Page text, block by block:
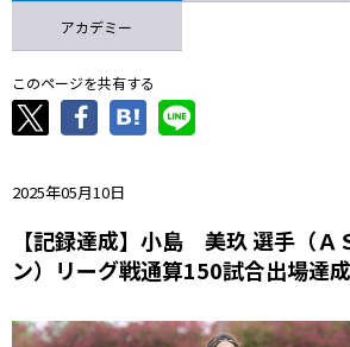
アカデミー
このページを共有する
2025年05月10日
【記録達成】小島 美玖 選手（Ａ
ン）リーグ戦通算150試合出場達成